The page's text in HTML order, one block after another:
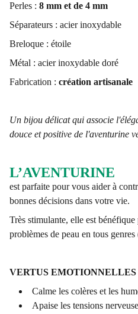
Perles : 8 mm et de 4 mm
Séparateurs : acier inoxydable
Breloque : étoile
Métal : acier inoxydable doré
Fabrication : création artisanale
Un bijou délicat qui associe
douce et positive de l'aventurine
L’AVENTURINE
est parfaite pour vous aider à
bonnes décisions dans votre vie.
Très stimulante, elle est
problèmes de peau en tous
VERTUS EMOTIONNELLES
Calme les colères et les
Apaise les tensions